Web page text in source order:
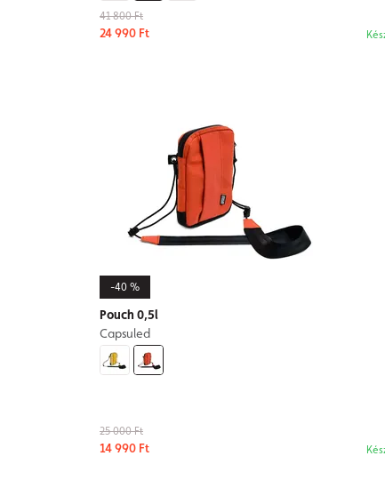
41 800 Ft
24 990 Ft
-40 %
Pouch 0,5l
Capsuled
25 000 Ft
14 990 Ft